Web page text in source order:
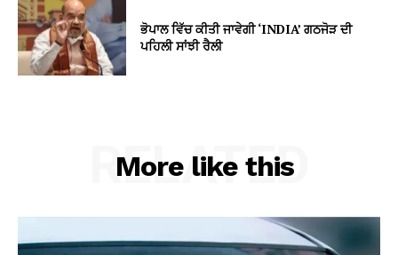
ਭੋਪਾਲ ਵਿੱਚ ਕੀਤੀ ਜਾਵੇਗੀ ‘INDIA’ ਗਠਜੋੜ ਦੀ
ਪਹਿਲੀ ਸਾਂਝੀ ਰੈਲੀ
More like this
RELATED